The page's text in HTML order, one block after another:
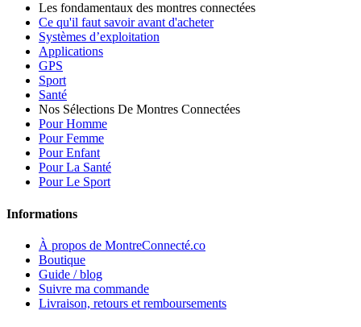
Les fondamentaux des montres connectées
Ce qu'il faut savoir avant d'acheter
Systèmes d’exploitation
Applications
GPS
Sport
Santé
Nos Sélections De Montres Connectées
Pour Homme
Pour Femme
Pour Enfant
Pour La Santé
Pour Le Sport
Informations
À propos de MontreConnecté.co
Boutique
Guide / blog
Suivre ma commande
Livraison, retours et remboursements